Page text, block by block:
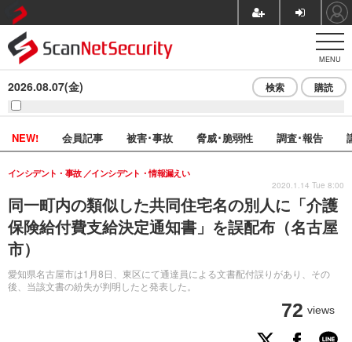
MENU
2026.08.07(金) 検索 購読
NEW! 会員記事 被害･事故 脅威･脆弱性 調査･報告
同一町内の類似した共同住宅名の別人に「介護
保険給付費支給決定通知書」を誤配布（名古屋
市）
愛知県名古屋市は1月8日、東区にて通達員による文書配付誤りがあり、その
後、当該文書の紛失が判明したと発表した。
インシデント・事故 インシデント・情報漏えい
72 views
2020.1.14 Tue 8:00